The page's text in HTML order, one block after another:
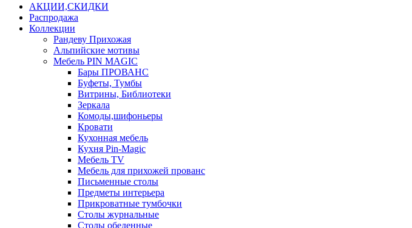
АКЦИИ,СКИДКИ
Распродажа
Коллекции
Рандеву Прихожая
Альпийские мотивы
Мебель PIN MAGIС
Бары ПРОВАНС
Буфеты, Тумбы
Витрины, Библиотеки
Зеркала
Комоды,шифоньеры
Кровати
Кухонная мебель
Кухня Pin-Magic
Мебель TV
Мебель для прихожей прованс
Письменные столы
Предметы интерьера
Прикроватные тумбочки
Столы журнальные
Столы обеденные